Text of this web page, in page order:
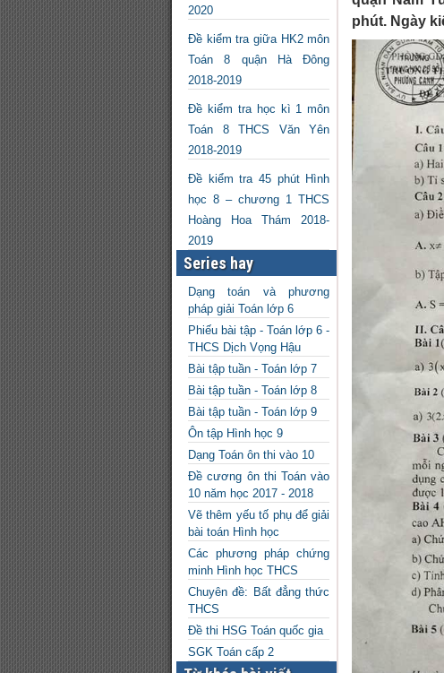
2020
Đề kiểm tra giữa HK2 môn
Toán 8 quận Hà Đông
2018-2019
Đề kiểm tra học kì 1 môn
Toán 8 THCS Văn Yên
2018-2019
Đề kiểm tra 45 phút Hình
học 8 – chương 1 THCS
Hoàng Hoa Thám 2018-
2019
Series hay
Dạng toán và phương
pháp giải Toán lớp 6
Phiếu bài tập - Toán lớp 6 -
THCS Dịch Vọng Hậu
Bài tập tuần - Toán lớp 7
Bài tập tuần - Toán lớp 8
Bài tập tuần - Toán lớp 9
Ôn tập Hình học 9
Dạng Toán ôn thi vào 10
Đề cương ôn thi Toán vào
10 năm học 2017 - 2018
Vẽ thêm yếu tố phụ để giải
bài toán Hình học
Các phương pháp chứng
minh Hình học THCS
Chuyên đề: Bất đẳng thức
THCS
Đề thi HSG Toán quốc gia
SGK Toán cấp 2
phút. Ngày